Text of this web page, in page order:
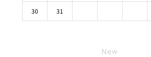
30 31
New